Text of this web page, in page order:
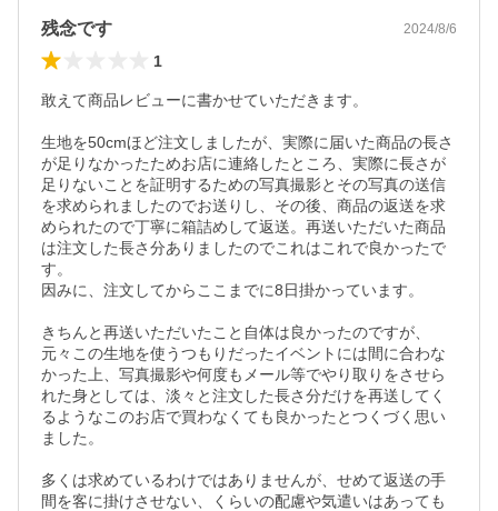
残念です 2024/8/6
1
敢えて商品レビューに書かせていただきます。
生地を50cmほど注文しましたが、実際に届いた商品の長さ
が足りなかったためお店に連絡したところ、実際に長さが
足りないことを証明するための写真撮影とその写真の送信
を求められましたのでお送りし、その後、商品の返送を求
められたので丁寧に箱詰めして返送。再送いただいた商品
は注文した長さ分ありましたのでこれはこれで良かったで
す。
因みに、注文してからここまでに8日掛かっています。
きちんと再送いただいたこと自体は良かったのですが、
元々この生地を使うつもりだったイベントには間に合わな
かった上、写真撮影や何度もメール等でやり取りをさせら
れた身としては、淡々と注文した長さ分だけを再送してく
るようなこのお店で買わなくても良かったとつくづく思い
ました。
多くは求めているわけではありませんが、せめて返送の手
間を客に掛けさせない、くらいの配慮や気遣いはあっても